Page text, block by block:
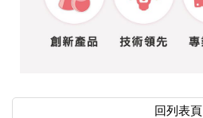
回列表頁